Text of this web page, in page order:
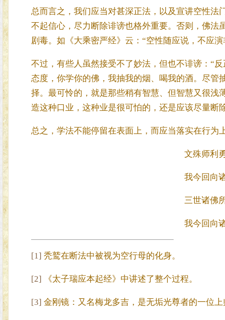
总而言之，我们应当对甚深正法，以及宣讲空性法
不起信心，尽力断除诽谤也格外重要。否则，佛法
剧毒。如《大乘密严经》云：“空性随应说，不应
不过，有些人虽然接受不了妙法，但也不诽谤：“
态度，你学你的佛，我抽我的烟、喝我的酒。尽管
择。最可怜的，就是那些稍有智慧、但智慧又很浅
造这种口业，这种业是很可怕的，还是应该尽量断
总之，学法不能停留在表面上，而应当落实在行为
文殊师利
我今回向
三世诸佛
我今回向
[1] 秃鹫在断法中被视为空行母的化身。
[2] 《太子瑞应本起经》中讲述了整个过程。
[3] 金刚镜：又名梅龙多吉，是无垢光尊者的一位